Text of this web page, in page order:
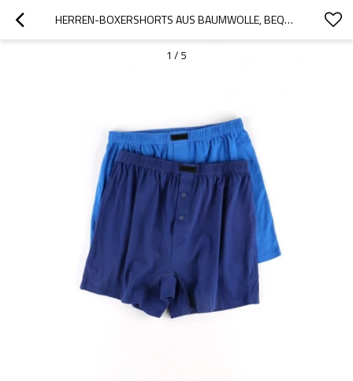
HERREN-BOXERSHORTS AUS BAUMWOLLE, BEQUEM, STRETCH-STRICK-BOXERSHORTS, BOXERSHORTS MIT KNOPFLEISTE
1 / 5